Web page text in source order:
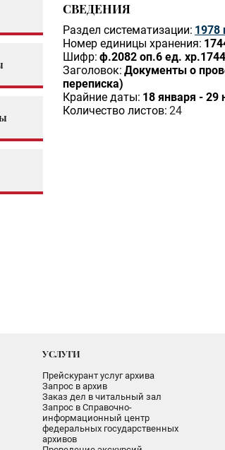
СВЕДЕНИЯ
Раздел систематизации: 1978
Номер единицы хранения:
Шифр: ф.2082 оп.6 ед. хр.1744
Заголовок: Документы о
переписка)
Крайние даты: 18 января - 29
Количество листов: 24
УСЛУГИ
Прейскурант услуг архива
Запрос в архив
Заказ дел в читальный зал
Запрос в Справочно-
информационный центр
федеральных государственных
архивов